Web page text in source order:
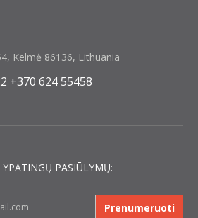
Kelmė 86136, Lithuania
+370 624 55458
PASIŪLYMŲ:
Prenumeruoti